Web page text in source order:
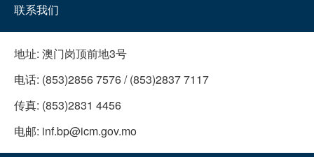
联系我们
地址: 澳门岗顶前地3号
电话: (853)2856 7576 / (853)2837 7117
传真: (853)2831 4456
电邮: inf.bp@icm.gov.mo